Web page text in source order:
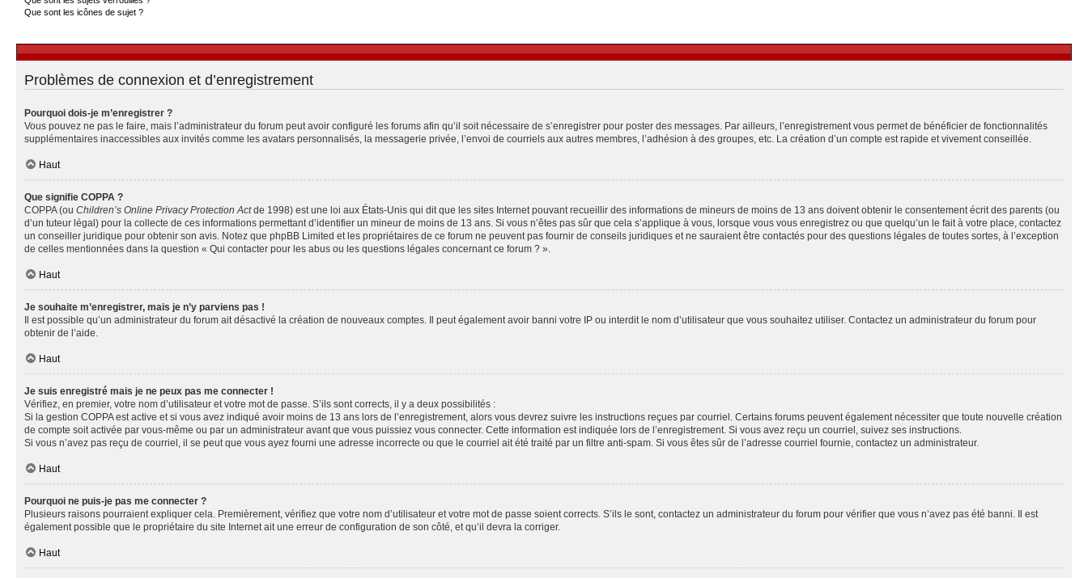
Que sont les icônes de sujet ?
Problèmes de connexion et d’enregistrement
Pourquoi dois-je m’enregistrer ?
Vous pouvez ne pas le faire, mais l’administrateur du forum peut avoir configuré les forums afin qu’il soit nécessaire de s’enregistrer pour poster des messages. Par ailleurs, l’enregistrement vous permet de bénéficier de fonctionnalités
supplémentaires inaccessibles aux invités comme les avatars personnalisés, la messagerie privée, l’envoi de courriels aux autres membres, l’adhésion à des groupes, etc. La création d’un compte est rapide et vivement conseillée.
Haut
Que signifie COPPA ?
COPPA (ou Children’s Online Privacy Protection Actde 1998) est une loi aux États-Unis qui dit que les sites Internet pouvant recueillir des informations de mineurs de moins de 13 ans doivent obtenir le consentement écrit des parents (ou
d’un tuteur légal) pour la collecte de ces informations permettant d’identifier un mineur de moins de 13 ans. Si vous n’êtes pas sûr que cela s’applique à vous, lorsque vous vous enregistrez ou que quelqu’un le fait à votre place, contactez
un conseiller juridique pour obtenir son avis. Notez que phpBB Limited et les propriétaires de ce forum ne peuvent pas fournir de conseils juridiques et ne sauraient être contactés pour des questions légales de toutes sortes, à l’exception
de celles mentionnées dans la question « Qui contacter pour les abus ou les questions légales concernant ce forum ? ».
Haut
Je souhaite m’enregistrer, mais je n’y parviens pas !
Il est possible qu’un administrateur du forum ait désactivé la création de nouveaux comptes. Il peut également avoir banni votre IP ou interdit le nom d’utilisateur que vous souhaitez utiliser. Contactez un administrateur du forum pour
obtenir de l’aide.
Haut
Je suis enregistré mais je ne peux pas me connecter !
Vérifiez, en premier, votre nom d’utilisateur et votre mot de passe. S’ils sont corrects, il y a deux possibilités :
Si la gestion COPPA est active et si vous avez indiqué avoir moins de 13 ans lors de l’enregistrement, alors vous devrez suivre les instructions reçues par courriel. Certains forums peuvent également nécessiter que toute nouvelle création
de compte soit activée par vous-même ou par un administrateur avant que vous puissiez vous connecter. Cette information est indiquée lors de l’enregistrement. Si vous avez reçu un courriel, suivez ses instructions.
Si vous n’avez pas reçu de courriel, il se peut que vous ayez fourni une adresse incorrecte ou que le courriel ait été traité par un filtre anti-spam. Si vous êtes sûr de l’adresse courriel fournie, contactez un administrateur.
Haut
Pourquoi ne puis-je pas me connecter ?
Plusieurs raisons pourraient expliquer cela. Premièrement, vérifiez que votre nom d’utilisateur et votre mot de passe soient corrects. S’ils le sont, contactez un administrateur du forum pour vérifier que vous n’avez pas été banni. Il est
également possible que le propriétaire du site Internet ait une erreur de configuration de son côté, et qu’il devra la corriger.
Haut